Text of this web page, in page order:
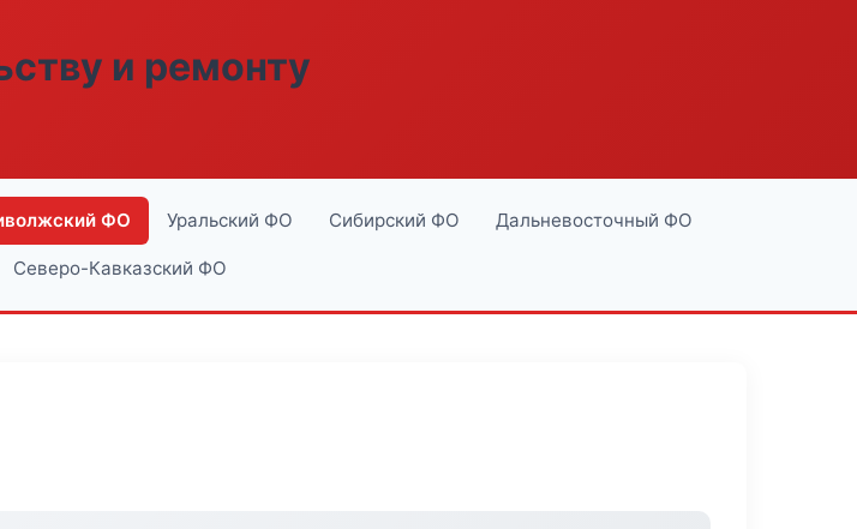
и ремонту
ФО Уральский ФО Сибирский ФО Дальневосточный ФО
Северо-Кавказский ФО